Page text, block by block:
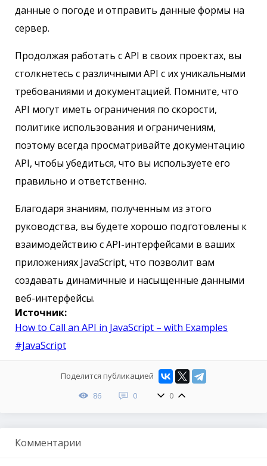
данные о погоде и отправить данные формы на
сервер.
Продолжая работать с API в своих проектах, вы
столкнетесь с различными API с их уникальными
требованиями и документацией. Помните, что
API могут иметь ограничения по скорости,
политике использования и ограничениям,
поэтому всегда просматривайте документацию
API, чтобы убедиться, что вы используете его
правильно и ответственно.
Благодаря знаниям, полученным из этого
руководства, вы будете хорошо подготовлены к
взаимодействию с API-интерфейсами в ваших
приложениях JavaScript, что позволит вам
создавать динамичные и насыщенные данными
веб-интерфейсы.
Источник:
How to Call an API in JavaScript – with Examples
#JavaScript
Поделится публикацией
86
0 0
Комментарии